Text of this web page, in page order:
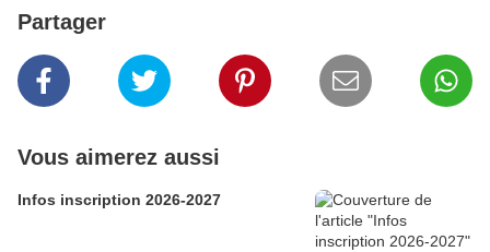
Partager
Vous aimerez aussi
Infos inscription 2026-2027